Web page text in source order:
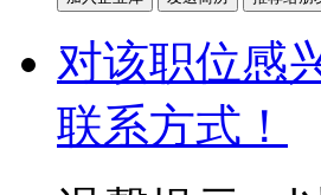
对该职位感
联系方式！